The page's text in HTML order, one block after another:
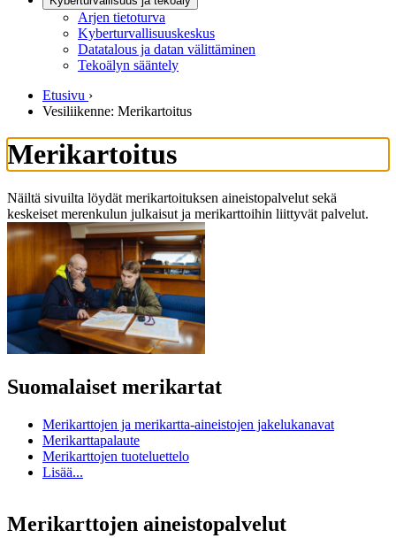
Arjen tietoturva
Kyberturvallisuuskeskus
Datatalous ja datan välittäminen
Tekoälyn sääntely
Etusivu ›
Vesiliikenne: Merikartoitus
Merikartoitus
Näiltä sivuilta löydät merikartoituksen aineistopalvelut sekä
keskeiset merenkulun julkaisut ja merikarttoihin liittyvät palvelut.
Suomalaiset merikartat
Merikarttojen ja merikartta-aineistojen jakelukanavat
Merikarttapalaute
Merikarttojen tuoteluettelo
Lisää...
Merikarttojen aineistopalvelut